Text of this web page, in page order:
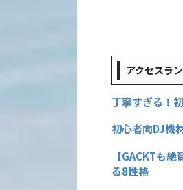
アクセスラ
丁寧すぎる！
初心者向DJ機
【GACKTも
る8性格